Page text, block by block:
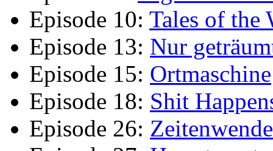
Episode 10: Tales of the
Episode 13: Nur
Episode 15: Ortmaschine
Episode 18: Shit
Episode 26: Zeitenwende